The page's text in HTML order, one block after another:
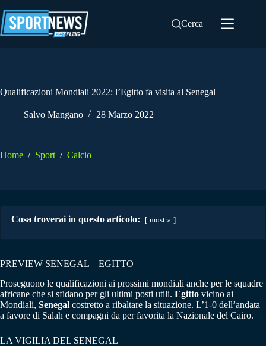
al
contenuto
Cerca
Qualificazioni Mondiali 2022: l’Egitto fa visita al Senegal
Salvo Mangano 28 Marzo 2022
Home / Sport / Calcio
Cosa troverai in questo articolo: mostra
PREVIEW SENEGAL – EGITTO
Proseguono le qualificazioni ai prossimi mondiali anche per le squadre
africane che si sfidano per gli ultimi posti utili. Egitto vicino ai
Mondiali, Senegal costretto a ribaltare la situazione. L’1-0 dell’andata
a favore di Salah e compagni da per favorita la Nazionale del Cairo.
LA VIGILIA DEL SENEGAL